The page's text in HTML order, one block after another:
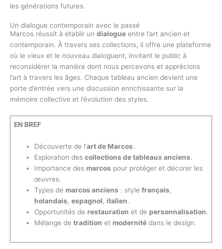
les générations futures.
Un dialogue contemporain avec le passé
Marcos réussit à établir un dialogue entre l’art ancien et
contemporain. À travers ses collections, il offre une plateforme
où le vieux et le nouveau dialoguent, invitant le public à
reconsidérer la manière dont nous percevons et apprécions
l’art à travers les âges. Chaque tableau ancien devient une
porte d’entrée vers une discussion enrichissante sur la
mémoire collective et l’évolution des styles.
EN BREF
Découverte de l’art de Marcos.
Exploration des collections de tableaux anciens.
Importance des marcos pour protéger et décorer les
œuvres.
Types de marcos anciens : style français,
holandais, espagnol, italien.
Opportunités de restauration et de personnalisation.
Mélange de tradition et modernitédans le design.